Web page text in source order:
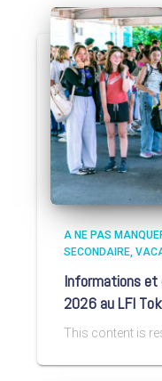
A NE PAS
SECONDAIRE
Informations et
2026 au LFI
This content is